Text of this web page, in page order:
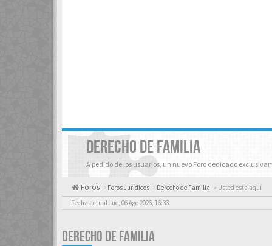
DERECHO DE FAMILIA
A pedido de los usuarios, un nuevo Foro dedicado
Foros Foros Jurídicos Derecho de Familia « Usted esta aquí
Fecha actual Jue, 06 Ago 2026, 16:33
DERECHO DE FAMILIA